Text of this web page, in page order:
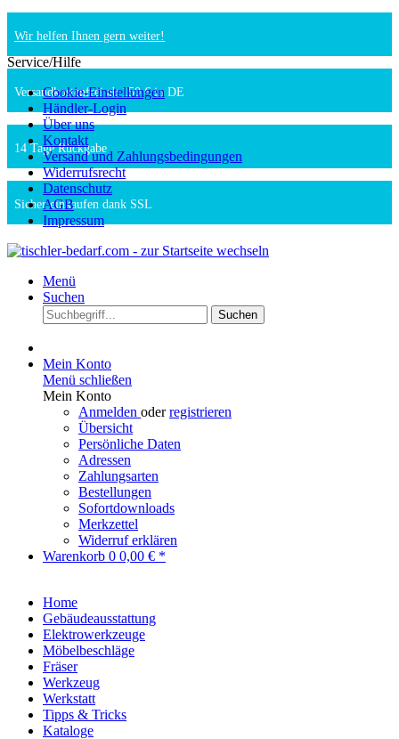
Wir helfen Ihnen gern weiter!
Versandkostenfrei ab 150 € in DE
14 Tage Rückgabe
Sicher einkaufen dank SSL
Service/Hilfe
Cookie-Einstellungen
Händler-Login
Über uns
Kontakt
Versand und Zahlungsbedingungen
Widerrufsrecht
Datenschutz
AGB
Impressum
Menü
Suchen
Suchen
Mein Konto
Menü schließen
Mein Konto
Anmelden oderregistrieren
Übersicht
Persönliche Daten
Adressen
Zahlungsarten
Bestellungen
Sofortdownloads
Merkzettel
Widerruf erklären
Warenkorb 0 0,00 € *
Home
Gebäudeausstattung
Elektrowerkzeuge
Möbelbeschläge
Fräser
Werkzeug
Werkstatt
Tipps & Tricks
Kataloge